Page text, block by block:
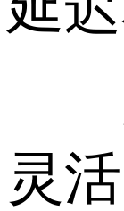
灵
灵